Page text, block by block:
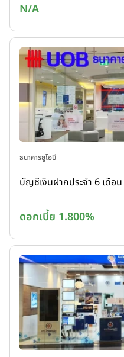
N/A
ธนาคารยูโอบี
บัญชีเงินฝากประจำ 6 เดือน
ดอกเบี้ย 1.800%